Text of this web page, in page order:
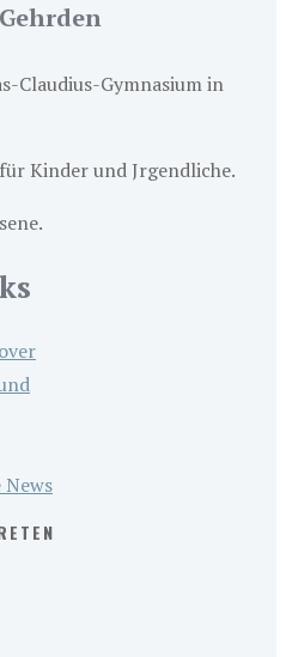
Claudius-Gymnasium in
Kinder und Jrgendliche.